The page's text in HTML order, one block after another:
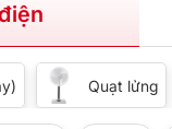
Quạt lửng